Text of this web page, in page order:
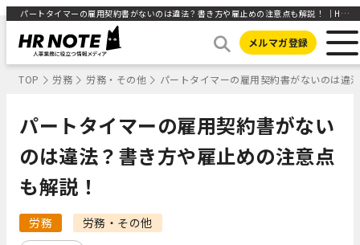
パートタイマーの雇用契約書がないのは違法？書き方や雇止めの注意点も解説！ ｜HR NOTE
メルマガ登録
TOP 労務 労務・その他 パートタイマーの雇用契約書がないのは違
パートタイマーの雇用契約書がない
のは違法？書き方や雇止めの注意点
も解説！
労務 労務・その他